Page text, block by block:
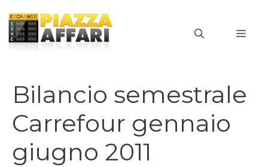
contenuto
Bilancio semestrale
Carrefour gennaio
giugno 2011